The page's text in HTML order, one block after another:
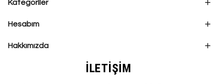
Kategoriler
Hesabım
Hakkımızda
İLETİŞİM